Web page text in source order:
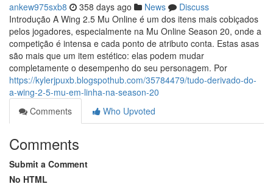
ankew975sxb8 358 days ago News
Discuss
Introdução A Wing 2.5 Mu Online é um dos itens mais cobiçados
pelos jogadores, especialmente na Mu Online Season 20, onde a
competição é intensa e cada ponto de atributo conta. Estas asas
são mais que um item estético: elas podem mudar
completamente o desempenho do seu personagem. Por
https://kylerjpuxb.blogspothub.com/35784479/tudo-derivado-do-
a-wing-2-5-mu-em-linha-na-season-20
Comments
Who Upvoted
Comments
Submit a Comment
No HTML